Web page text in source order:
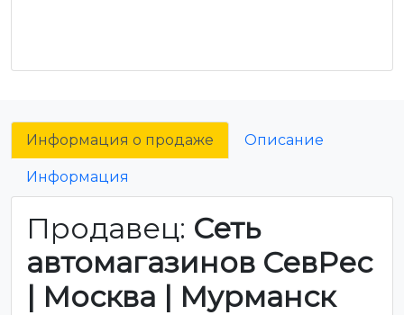
Информация о продаже Описание
Информация
Продавец: Сеть
автомагазинов СевРес
| Москва | Мурманск